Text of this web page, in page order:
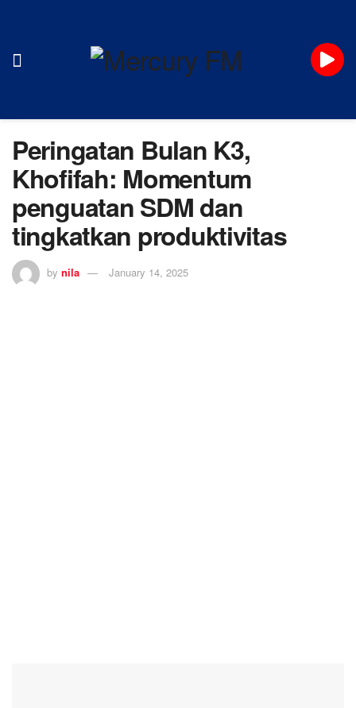
Peringatan Bulan K3,
Khofifah: Momentum
penguatan SDM dan
tingkatkan produktivitas
by nila January 14, 2025